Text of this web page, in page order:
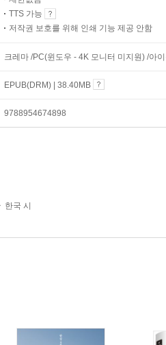
TTS 가능
저작권 보호를 위해 인쇄 기능 제공 안함
크레마 /PC(윈도우 - 4K 모니터 미지원) /아
EPUB(DRM) | 38.40MB
9788954674898
한국 시